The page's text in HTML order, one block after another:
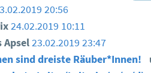
20:56
24.02.2019 10:11
23.02.2019 23:47
sind dreiste Räuber*Innen!